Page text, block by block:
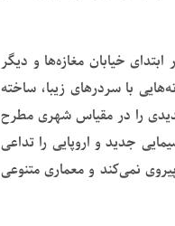
خیابان مغازه‌ها و دیگر
با سردرهای زیبا، ساخته
را در مقیاس شهری مطرح
جدید و اروپایی را تداعی
نمی‌کند و معماری متنوعی